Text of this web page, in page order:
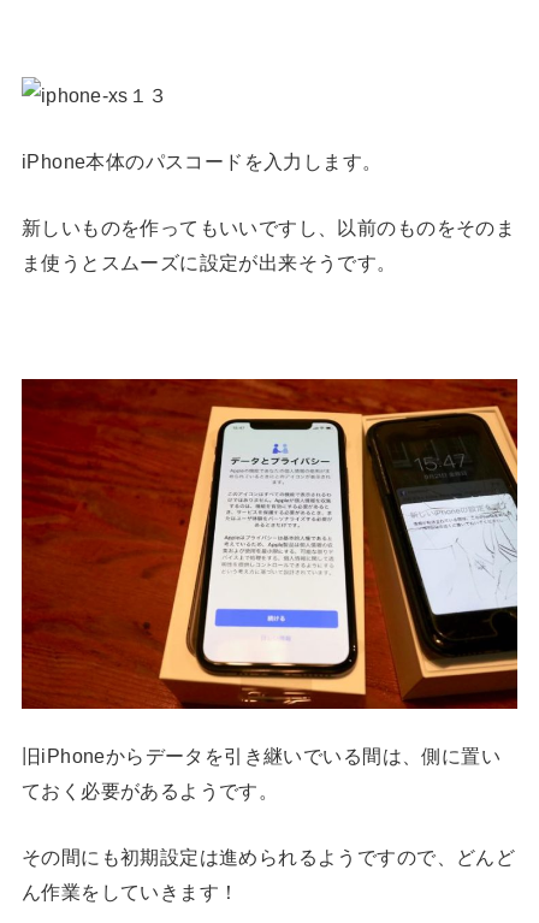
iPhone本体のパスコードを入力します。
新しいものを作ってもいいですし、以前のものをそのま
ま使うとスムーズに設定が出来そうです。
旧iPhoneからデータを引き継いでいる間は、側に置い
ておく必要があるようです。
その間にも初期設定は進められるようですので、どんど
ん作業をしていきます！